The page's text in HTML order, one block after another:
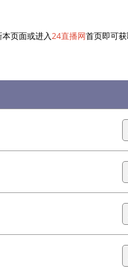
页面或进入24直播网首页即可